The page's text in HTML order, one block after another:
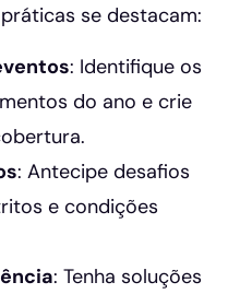
se destacam:
: Identifique os
do ano e crie
: Antecipe desafios
e condições
: Tenha soluções